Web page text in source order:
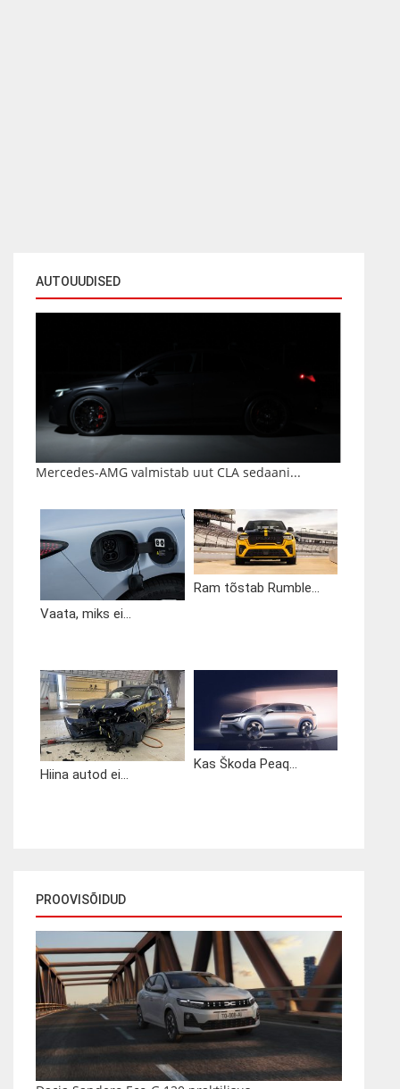
AUTOUUDISED
Mercedes-AMG valmistab uut CLA sedaani...
Vaata, miks ei...
Ram tõstab Rumble...
Hiina autod ei...
Kas Škoda Peaq...
PROOVISÕIDUD